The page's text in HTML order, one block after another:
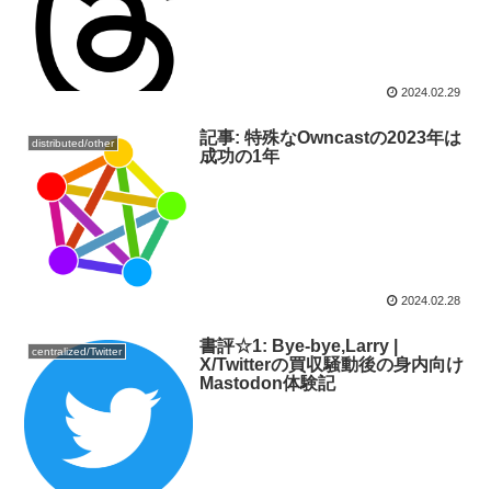
2024.02.29
distributed/other
記事: 特殊なOwncastの2023年は
成功の1年
2024.02.28
centralized/Twitter
書評☆1: Bye-bye,Larry |
X/Twitterの買収騒動後の身内向け
Mastodon体験記